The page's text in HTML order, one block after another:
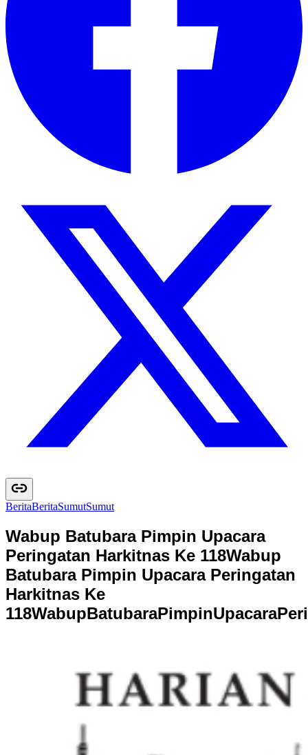
BeritaBeritaSumutSumut
Wabup Batubara Pimpin Upacara
Peringatan Harkitnas Ke 118Wabup
Batubara Pimpin Upacara Peringatan
Harkitnas Ke
118WabupBatubaraPimpinUpacaraPeri